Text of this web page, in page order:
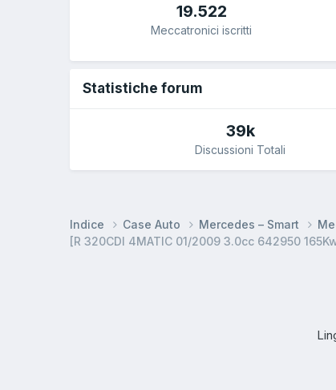
19.522
Meccatronici iscritti
Statistiche forum
39k
Discussioni Totali
Indice Case Auto Mercedes – Smart
[R 320CDI 4MATIC 01/2009 3.0cc 642950